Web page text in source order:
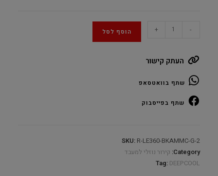
DeepCool
Black
360
RGB
quantity
-
+ הוסף לסל
העתק קישור
שתף בוואטסאפ
שתף בפייסבוק
SKU: R-LE360-BKAMMC-G-2
Category: קירור נוזלי למעבד
Tag: DEEPCOOL